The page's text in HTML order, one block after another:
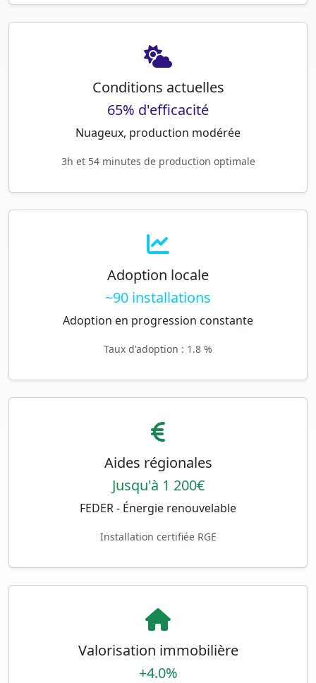
Conditions actuelles
65% d'efficacité
Nuageux, production modérée
3h et 54 minutes de production optimale
Adoption locale
~90 installations
Adoption en progression constante
Taux d'adoption : 1.8 %
Aides régionales
Jusqu'à 1 200€
FEDER - Énergie renouvelable
Installation certifiée RGE
Valorisation immobilière
+4.0%